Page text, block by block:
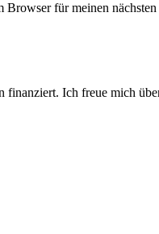
für meinen
Ich freue mich